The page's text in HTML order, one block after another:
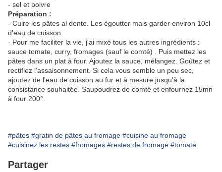
- sel et poivre
Préparation :
- Cuire les pâtes al dente. Les égoutter mais garder environ 10cl
d'eau de cuisson
- Pour me faciliter la vie, j'ai mixé tous les autres ingrédients :
sauce tomate, curry, fromages (sauf le comté) . Puis mettez les
pâtes dans un plat à four. Ajoutez la sauce, mélangez. Goûtez et
rectifiez l'assaisonnement. Si cela vous semble un peu sec,
ajoutez de l'eau de cuisson au fur et à mesure jusqu'à la
consistance souhaitée. Saupoudrez de comté et enfournez 15mn
à four 200°.
#pâtes #gratin de pâtes au fromage #cuisine au fromage
#cuisinez les restes #fromages #restes de fromage #tomate
Partager